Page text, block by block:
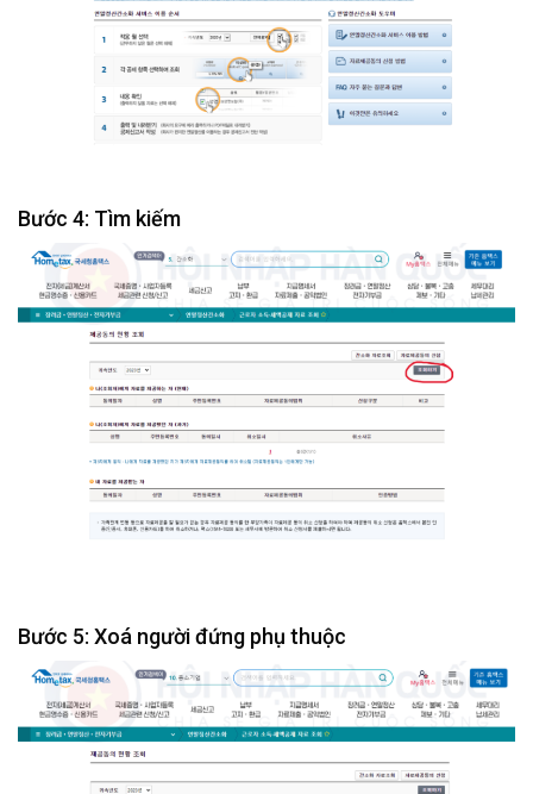
Bước 4: Tìm kiếm
Bước 5: Xoá người đứng phụ thuộc